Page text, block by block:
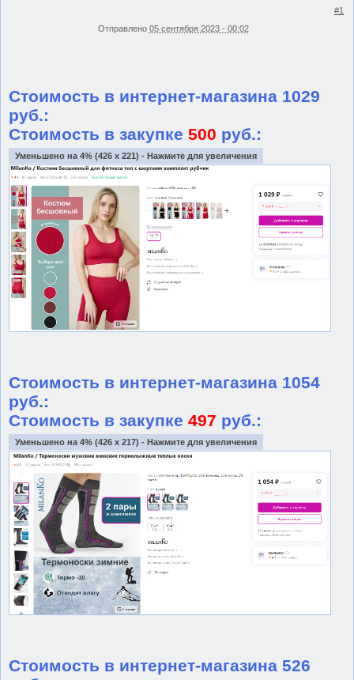
#1
Отправлено 05 сентября 2023 - 00:02
Стоимость в интернет-магазина 1029
руб.:
Стоимость в закупке 500 руб.:
Уменьшено на 4% (426 x 221) - Нажмите для увеличения
Стоимость в интернет-магазина 1054
руб.:
Стоимость в закупке 497 руб.:
Уменьшено на 4% (426 x 217) - Нажмите для увеличения
Стоимость в интернет-магазина 526